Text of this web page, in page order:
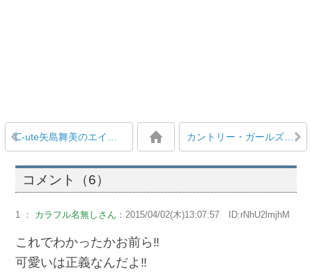
℃-ute矢島舞美のエイプリルフールブログ「 久々に怪我した～、、、」 カントリー・ガールズ森戸知沙希、山木梨沙にヘアアレンジして貰い耳がいきなり真っ赤に
コメント（6）
1 ： カラフル名無しさん ：2015/04/02(木)13:07:57 ID:rNhU2lmjhM
これでわかったかお前ら‼︎
可愛いは正義なんだよ‼︎